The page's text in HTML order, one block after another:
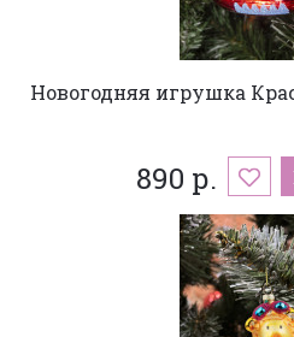
Новогодняя игрушка
890 р.